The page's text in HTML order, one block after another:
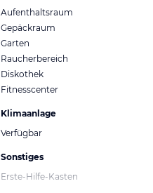
Aufenthaltsraum
Gepäckraum
Garten
Raucherbereich
Diskothek
Fitnesscenter
Klimaanlage
Verfügbar
Sonstiges
Erste-Hilfe-Kasten